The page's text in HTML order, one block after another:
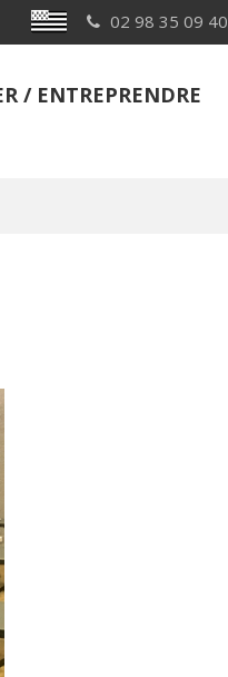
Breton 02 98 35 09 40
/ ENTREPRENDRE